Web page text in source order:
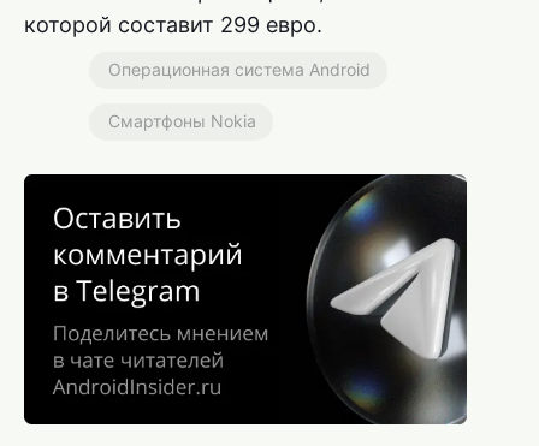
которой составит 299 евро.
Операционная система Android
Смартфоны Nokia